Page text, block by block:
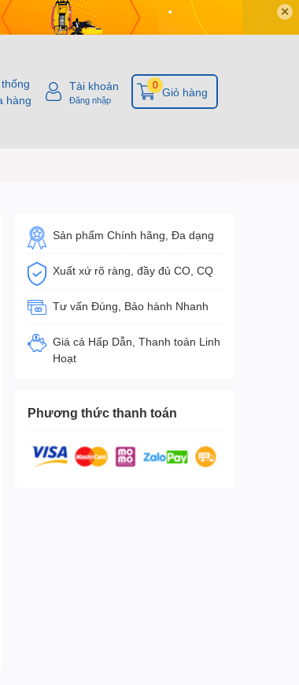
✕
hàng
Tài khoản
Đăng nhập
Giỏ hàng
0
Sản phẩm Chính hãng, Đa dạng
Xuất xứ rõ ràng, đầy đủ CO, CQ
Tư vấn Đúng, Bảo hành Nhanh
Giá cả Hấp Dẫn, Thanh toán Linh
Hoạt
Phương thức thanh toán